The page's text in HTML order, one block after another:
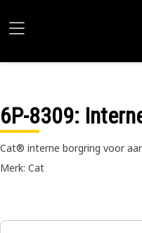
6P-8309:
Cat® interne borgring voor
Merk: Cat